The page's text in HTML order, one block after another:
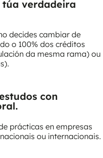
túa verdadeira
decides cambiar de
o 100% dos créditos
da mesma rama) ou
con
prácticas en empresas
ou internacionais.